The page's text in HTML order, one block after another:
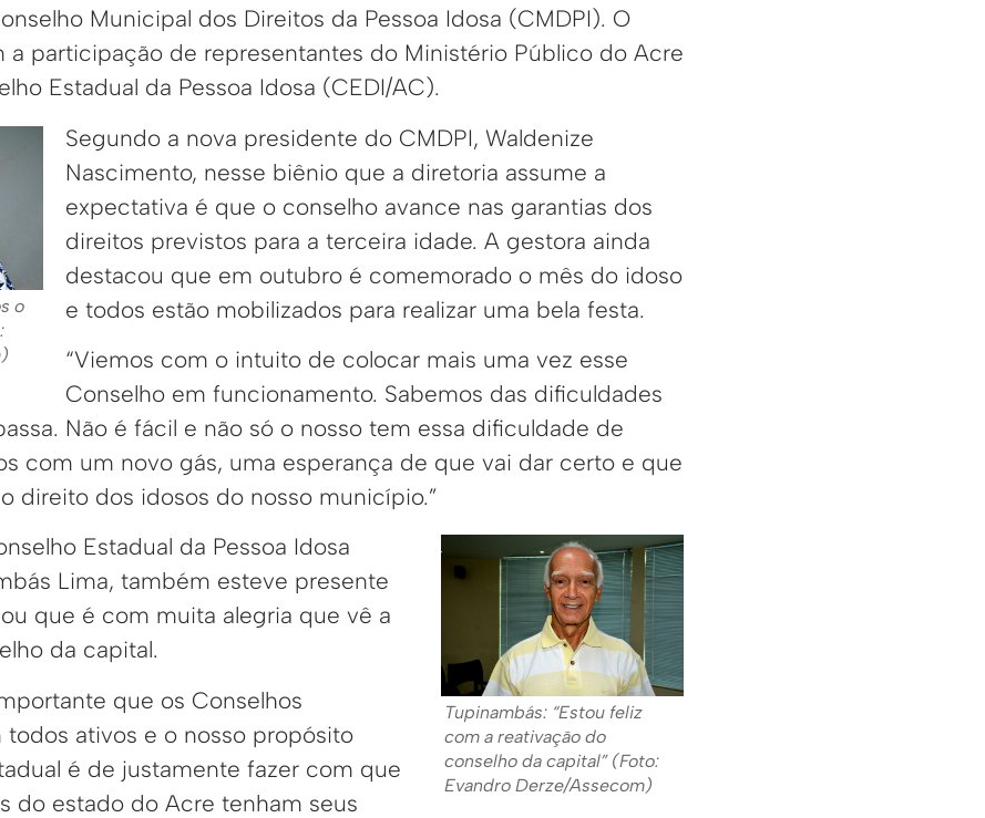
Municipal dos Direitos da Pessoa Idosa (CMDPI). O
participação de representantes do Ministério Público do Acre
Estadual da Pessoa Idosa (CEDI/AC).
o
Segundo a nova presidente do CMDPI, Waldenize
Nascimento, nesse biênio que a diretoria assume a
expectativa é que o conselho avance nas garantias dos
direitos previstos para a terceira idade. A gestora ainda
destacou que em outubro é comemorado o mês do idoso
e todos estão mobilizados para realizar uma bela festa.
“Viemos com o intuito de colocar mais uma vez esse
Conselho em funcionamento. Sabemos das dificuldades
Não é fácil e não só o nosso tem essa dificuldade de
com um novo gás, uma esperança de que vai dar certo e que
direito dos idosos do nosso município.”
Tupinambás: “Estou feliz
com a reativação do
conselho da capital” (Foto:
Evandro Derze/Assecom)
Estadual da Pessoa Idosa
Lima, também esteve presente
que é com muita alegria que vê a
da capital.
que os Conselhos
ativos e o nosso propósito
é de justamente fazer com que
do estado do Acre tenham seus